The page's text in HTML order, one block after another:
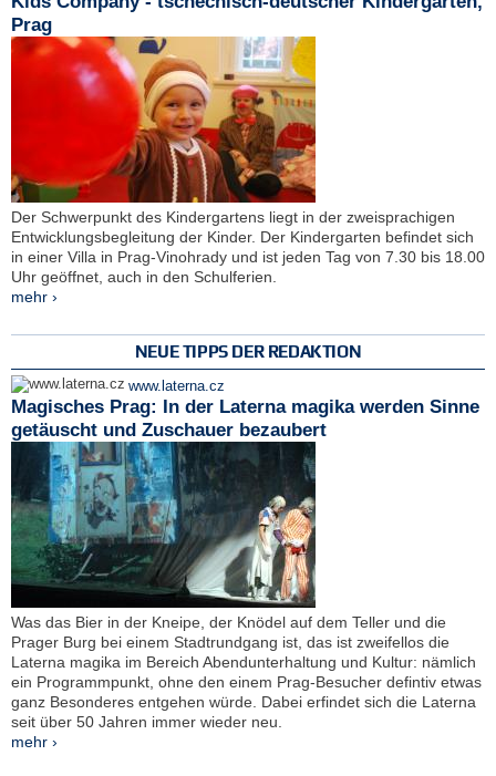
Prag
Der Schwerpunkt des Kindergartens liegt in der zweisprachigen
Entwicklungsbegleitung der Kinder. Der Kindergarten befindet sich
in einer Villa in Prag-Vinohrady und ist jeden Tag von 7.30 bis 18.00
Uhr geöffnet, auch in den Schulferien.
mehr ›
NEUE TIPPS DER REDAKTION
www.laterna.cz
Magisches Prag: In der Laterna magika werden Sinne
getäuscht und Zuschauer bezaubert
Was das Bier in der Kneipe, der Knödel auf dem Teller und die
Prager Burg bei einem Stadtrundgang ist, das ist zweifellos die
Laterna magika im Bereich Abendunterhaltung und Kultur: nämlich
ein Programmpunkt, ohne den einem Prag-Besucher defintiv etwas
ganz Besonderes entgehen würde. Dabei erfindet sich die Laterna
seit über 50 Jahren immer wieder neu.
mehr ›